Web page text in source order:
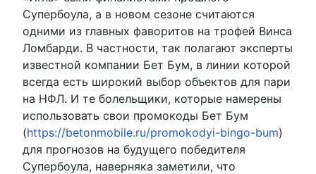
Супербоула, а в новом сезоне считаются
одними из главных фаворитов на трофей Винса
Ломбарди. В частности, так полагают эксперты
известной компании Бет Бум, в линии которой
всегда есть широкий выбор объектов для пари
на НФЛ. И те болельщики, которые намерены
использовать свои промокоды Бет Бум
(https://betonmobile.ru/promokodyi-bingo-bum)
для прогнозов на будущего победителя
Супербоула, наверняка заметили, что